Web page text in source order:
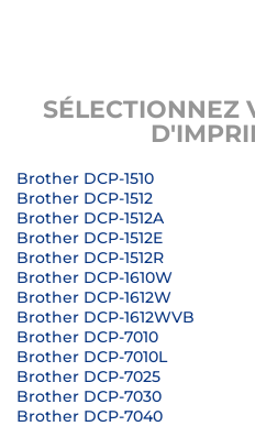
SÉLECTIONNEZ
Brother DCP-1510
Brother DCP-1512
Brother DCP-1512A
Brother DCP-1512E
Brother DCP-1512R
Brother DCP-1610W
Brother DCP-1612W
Brother DCP-1612WVB
Brother DCP-7010
Brother DCP-7010L
Brother DCP-7025
Brother DCP-7030
Brother DCP-7040